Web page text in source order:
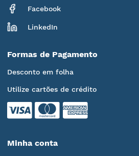
Facebook
LinkedIn
Formas de Pagamento
Desconto em folha
Utilize cartões de crédito
Minha conta